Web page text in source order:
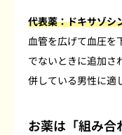
代表薬：ドキサゾシ
血管を広げて血圧を
でないときに追加さ
併している男性に適
お薬は「組み合